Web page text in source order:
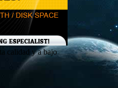
calidad y a bajo